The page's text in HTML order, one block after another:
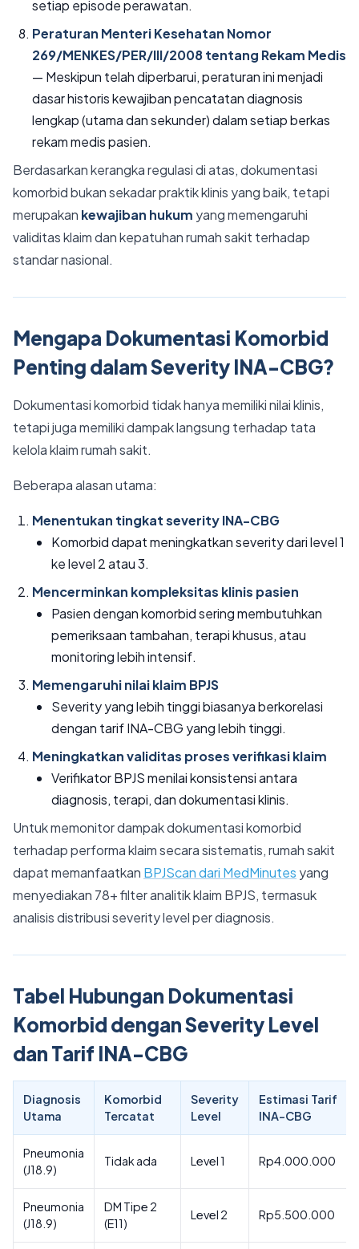
setiap episode perawatan.
Peraturan Menteri Kesehatan Nomor
269/MENKES/PER/III/2008 tentang Rekam Medis
— Meskipun telah diperbarui, peraturan ini menjadi
dasar historis kewajiban pencatatan diagnosis
lengkap (utama dan sekunder) dalam setiap berkas
rekam medis pasien.
Berdasarkan kerangka regulasi di atas, dokumentasi
komorbid bukan sekadar praktik klinis yang baik, tetapi
merupakan kewajiban hukum yang memengaruhi
validitas klaim dan kepatuhan rumah sakit terhadap
standar nasional.
Mengapa Dokumentasi Komorbid
Penting dalam Severity INA-CBG?
Dokumentasi komorbid tidak hanya memiliki nilai klinis,
tetapi juga memiliki dampak langsung terhadap tata
kelola klaim rumah sakit.
Beberapa alasan utama:
Menentukan tingkat severity INA-CBG
Komorbid dapat meningkatkan severity dari level 1
ke level 2 atau 3.
Mencerminkan kompleksitas klinis pasien
Pasien dengan komorbid sering membutuhkan
pemeriksaan tambahan, terapi khusus, atau
monitoring lebih intensif.
Memengaruhi nilai klaim BPJS
Severity yang lebih tinggi biasanya berkorelasi
dengan tarif INA-CBG yang lebih tinggi.
Meningkatkan validitas proses verifikasi klaim
Verifikator BPJS menilai konsistensi antara
diagnosis, terapi, dan dokumentasi klinis.
Untuk memonitor dampak dokumentasi komorbid
terhadap performa klaim secara sistematis, rumah sakit
dapat memanfaatkan BPJScan dari MedMinutes yang
menyediakan 78+ filter analitik klaim BPJS, termasuk
analisis distribusi severity level per diagnosis.
Tabel Hubungan Dokumentasi
Komorbid dengan Severity Level
dan Tarif INA-CBG
Diagnosis
Utama
Komorbid
Tercatat
Severity
Level
Estimasi Tarif
INA-CBG
Pneumonia
(J18.9)
Tidak ada Level 1 Rp4.000.000
Pneumonia
(J18.9)
DM Tipe 2
(E11)
Level 2 Rp5.500.000